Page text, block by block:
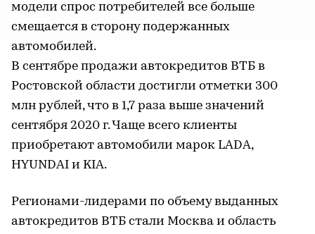
модели спрос потребителей все больше
смещается в сторону подержанных
автомобилей.
В сентябре продажи автокредитов ВТБ в
Ростовской области достигли отметки 300
млн рублей, что в 1,7 раза выше значений
сентября 2020 г. Чаще всего клиенты
приобретают автомобили марок LADA,
HYUNDAI и KIA.
Регионами-лидерами по объему выданных
автокредитов ВТБ стали Москва и область